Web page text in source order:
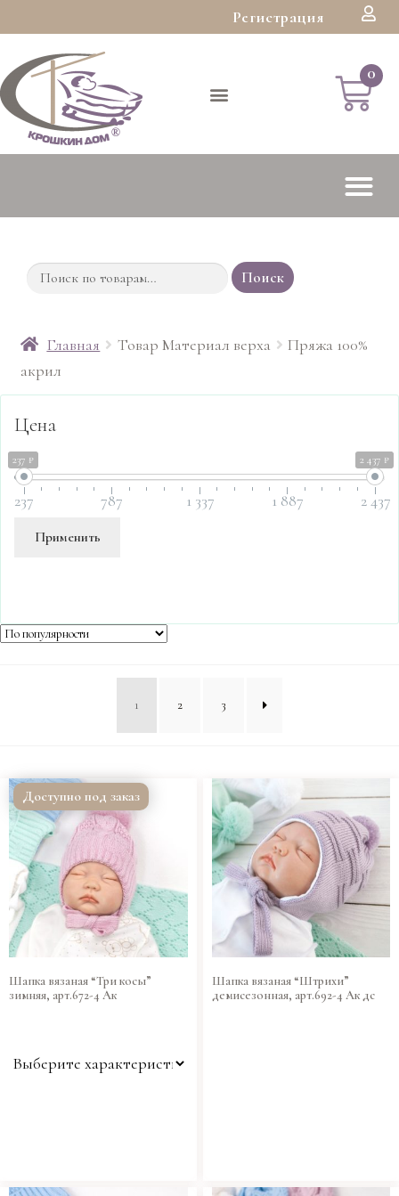
Регистрация
Поиск
Главная Товар Материал верха
Пряжа 100%
акрил
Цена
237 ₽ 2 437 ₽
237 787 1 337 1 887 2 437
Применить
1 2 3
Доступно под заказ
Шапка вязаная “Три косы”
зимняя, арт.672-4 Ак
Размер
Шапка вязаная “Штрихи”
демисезонная, арт.692-4 Ак дс